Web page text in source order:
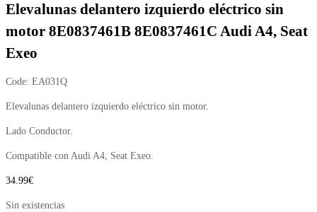
Elevalunas delantero izquierdo eléctrico sin
motor 8E0837461B 8E0837461C Audi A4, Seat
Exeo
Code: EA031Q
Elevalunas delantero izquierdo eléctrico sin motor.
Lado Conductor.
Compatible con Audi A4, Seat Exeo.
34.99€
Sin existencias